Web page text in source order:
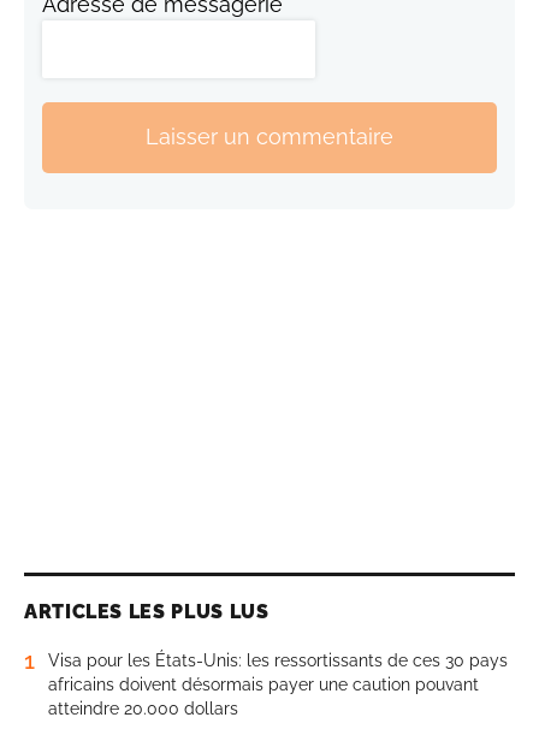
Laisser un commentaire
ARTICLES LES PLUS LUS
1
Visa pour les États-Unis: les ressortissants de ces 30 pays
africains doivent désormais payer une caution pouvant
atteindre 20.000 dollars